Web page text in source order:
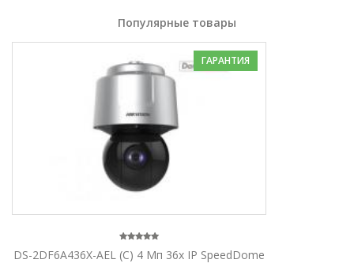
Популярные товары
ГАРАНТИЯ
DS-2DF6A436X-AEL (C) 4 Мп 36х IP SpeedDome